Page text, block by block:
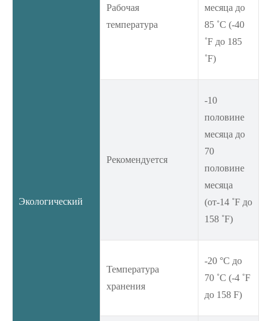
Экологический
Рабочая
температура
месяца до
85 ˚C (-40
˚F до 185
˚F)
Рекомендуется
-10
половине
месяца до
70
половине
месяца
(от-14 ˚F до
158 ˚F)
Температура
хранения
-20 °C до
70 ˚C (-4 ˚F
до 158 F)